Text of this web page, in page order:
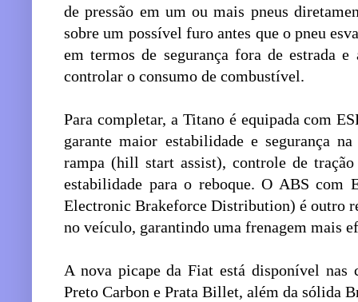
de pressão em um ou mais pneus
sobre um possível furo antes que o pneu
em termos de segurança fora de estrada
controlar o consumo de combustível.
Para completar, a Titano é equipada com
garante maior estabilidade e segurança
rampa (hill start assist), controle de
estabilidade para o reboque. O ABS
Electronic Brakeforce Distribution) é outro
no veículo, garantindo uma frenagem mais
A nova picape da Fiat está disponível nas
Preto Carbon e Prata Billet, além da sólida